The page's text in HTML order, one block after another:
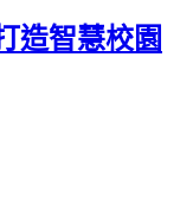
造智慧校園